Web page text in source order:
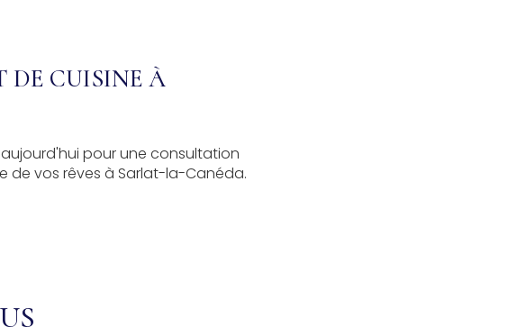
DE CUISINE À
pour une consultation
de vos rêves à Sarlat-la-Canéda.